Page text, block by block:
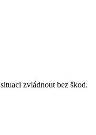
zvládnout bez škod.